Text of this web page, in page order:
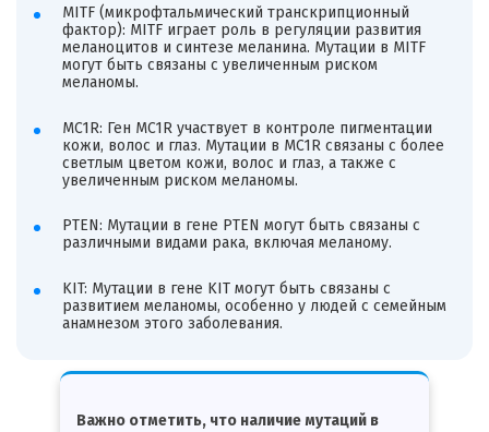
MITF (микрофтальмический транскрипционный
фактор): MITF играет роль в регуляции развития
меланоцитов и синтезе меланина. Мутации в MITF
могут быть связаны с увеличенным риском
меланомы.
MC1R: Ген MC1R участвует в контроле пигментации
кожи, волос и глаз. Мутации в MC1R связаны с более
светлым цветом кожи, волос и глаз, а также с
увеличенным риском меланомы.
PTEN: Мутации в гене PTEN могут быть связаны с
различными видами рака, включая меланому.
KIT: Мутации в гене KIT могут быть связаны с
развитием меланомы, особенно у людей с семейным
анамнезом этого заболевания.
Важно отметить, что наличие мутаций в